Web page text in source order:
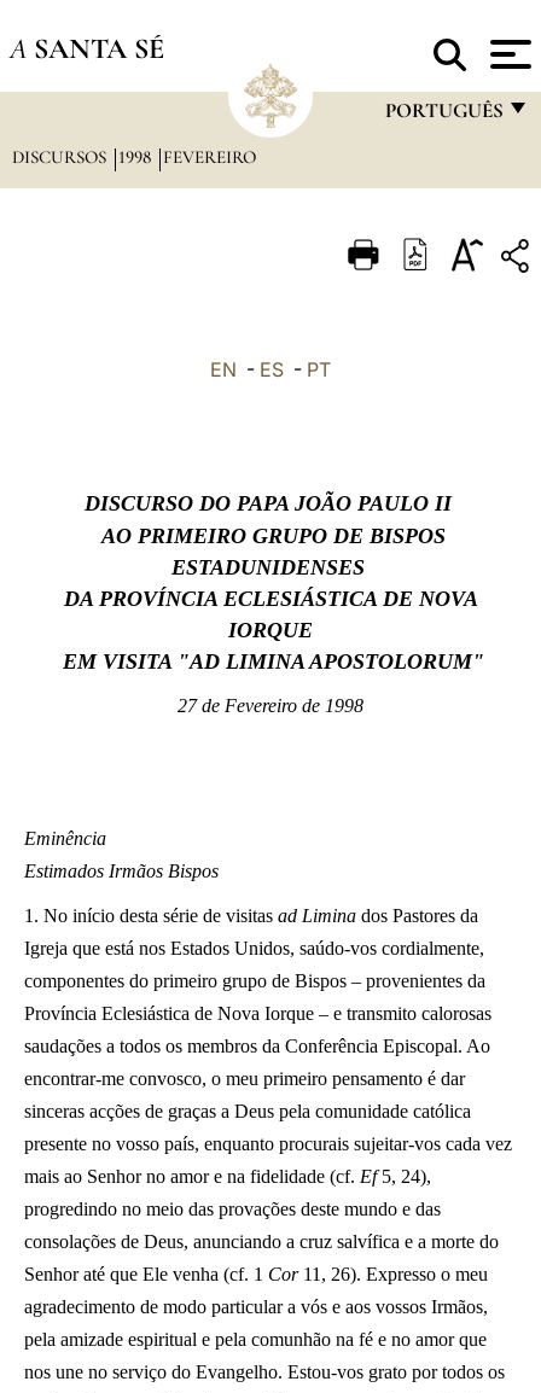
A SANTA SÉ
PORTUGUÊS
ITALIANO
中文
DISCURSOS 1998 FEVEREIRO
EN - ES - PT
DISCURSO DO PAPA JOÃO PAULO II
AO PRIMEIRO GRUPO DE BISPOS
ESTADUNIDENSES
DA PROVÍNCIA ECLESIÁSTICA DE NOVA
IORQUE
EM VISITA "AD LIMINA APOSTOLORUM"
27 de Fevereiro de 1998
Eminência
Estimados Irmãos Bispos
1. No início desta série de visitas ad Limina dos Pastores da
Igreja que está nos Estados Unidos, saúdo-vos cordialmente,
componentes do primeiro grupo de Bispos – provenientes da
Província Eclesiástica de Nova Iorque – e transmito calorosas
saudações a todos os membros da Conferência Episcopal. Ao
encontrar-me convosco, o meu primeiro pensamento é dar
sinceras acções de graças a Deus pela comunidade católica
presente no vosso país, enquanto procurais sujeitar-vos cada vez
mais ao Senhor no amor e na fidelidade (cf. Ef5, 24),
progredindo no meio das provações deste mundo e das
consolações de Deus, anunciando a cruz salvífica e a morte do
Senhor até que Ele venha (cf. 1 Cor11, 26). Expresso o meu
agradecimento de modo particular a vós e aos vossos Irmãos,
pela amizade espiritual e pela comunhão na fé e no amor que
nos une no serviço do Evangelho. Estou-vos grato por todos os